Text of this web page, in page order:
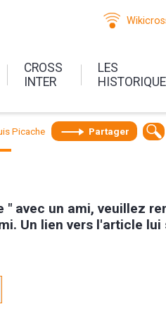
CROSS
INTER
LES
Picache Partager
avec un ami, veuillez
Un lien vers l'article lui